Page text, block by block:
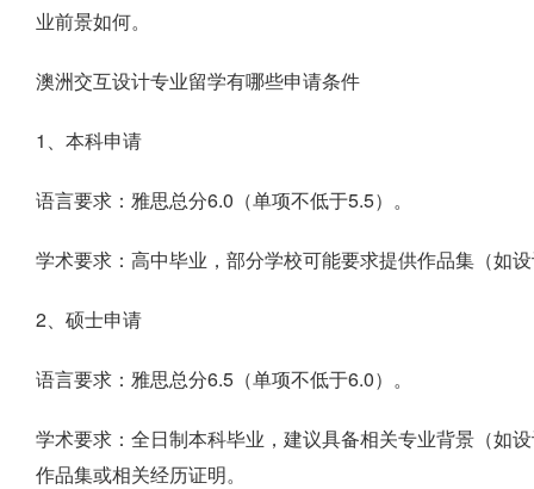
业前景如何。
澳洲交互设计专业留学有哪些申请条件
1、本科申请
语言要求：雅思总分6.0（单项不低于5.5）。
学术要求：高中毕业，部分学校可能要求提供作品集（如
2、硕士申请
语言要求：雅思总分6.5（单项不低于6.0）。
学术要求：全日制本科毕业，建议具备相关专业背景（如
作品集或相关经历证明。